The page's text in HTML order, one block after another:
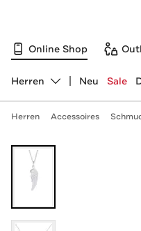
Online Shop
Abteilung ändern,
Herren Neu Sale
Herren Accessoires